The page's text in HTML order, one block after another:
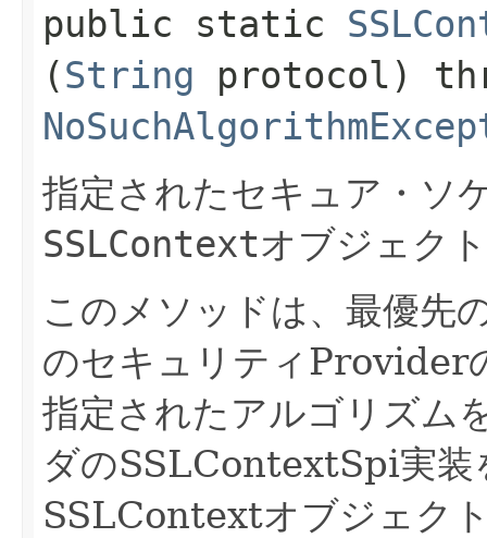
public static
(String protocol)
指定されたセキュア・ソ
SSLContextオブジェク
このメソッドは、最優先
のセキュリティProvider
指定されたアルゴリズム
ダのSSLContextSpi実装
SSLContextオブジェク